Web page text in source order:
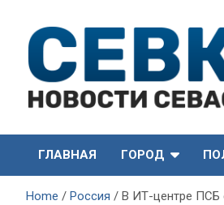
content
СевКор —
Севастополя
Севастополя
ГЛАВНАЯ
ГОРОД
Home Россия В ИТ-центре ПСБ